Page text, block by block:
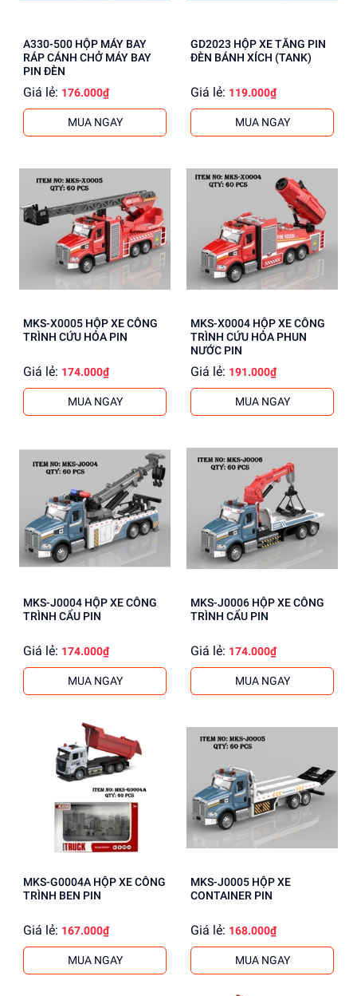
A330-500 HỘP MÁY BAY
RÁP CÁNH CHỞ MÁY BAY
PIN ĐÈN
Giá lẻ: 176.000₫
MUA NGAY
GD2023 HỘP XE TĂNG PIN
ĐÈN BÁNH XÍCH (TANK)
Giá lẻ: 119.000₫
MUA NGAY
MKS-X0005 HỘP XE CÔNG
TRÌNH CỨU HỎA PIN
Giá lẻ: 174.000₫
MUA NGAY
MKS-X0004 HỘP XE CÔNG
TRÌNH CỨU HỎA PHUN
NƯỚC PIN
Giá lẻ: 191.000₫
MUA NGAY
MKS-J0004 HỘP XE CÔNG
TRÌNH CẨU PIN
Giá lẻ: 174.000₫
MUA NGAY
MKS-J0006 HỘP XE CÔNG
TRÌNH CẨU PIN
Giá lẻ: 174.000₫
MUA NGAY
MKS-G0004A HỘP XE CÔNG
TRÌNH BEN PIN
Giá lẻ: 167.000₫
MUA NGAY
MKS-J0005 HỘP XE
CONTAINER PIN
Giá lẻ: 168.000₫
MUA NGAY